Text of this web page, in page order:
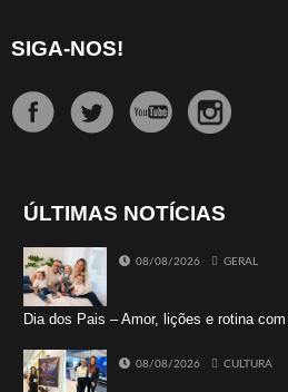
SIGA-NOS!
ÚLTIMAS NOTÍCIAS
08/08/2026 GERAL
Dia dos Pais – Amor, lições e rotina
08/08/2026 CULTURA